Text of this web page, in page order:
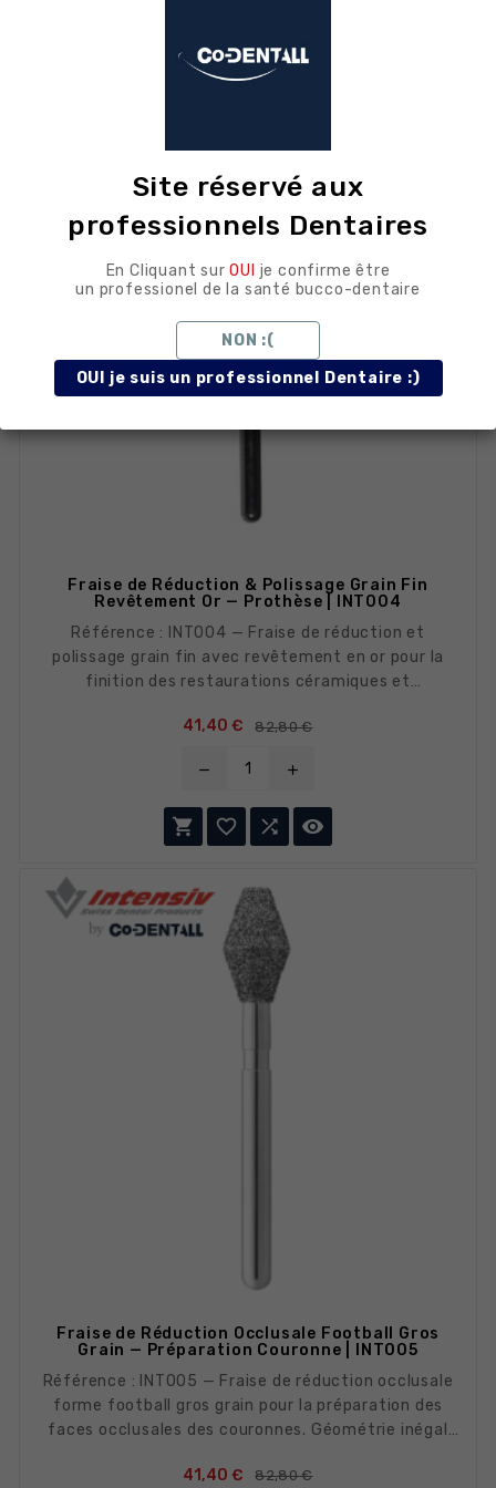
 
Fraise de Réduction & Polissage Grain Fin
Revêtement Or — Prothèse | INT004
Référence : INT004 — Fraise de réduction et
polissage grain fin avec revêtement en or pour la
finition des restaurations céramiques et
douce et précise.
41,40 € 82,80 €Prix de base
Prix
remove add
   
Fraise de Réduction Occlusale Football Gros
Grain — Préparation Couronne | INT005
Référence : INT005 — Fraise de réduction occlusale
forme football gros grain pour la préparation des
faces occlusales des couronnes. Géométrie inégal
courbes.
41,40 € 82,80 €Prix de base
Prix
Site réservé aux
professionnels Dentaires
En Cliquant surOUI je confirme être
un professionel de la santé bucco-dentaire
NON :(
OUI je suis un professionnel Dentaire :)